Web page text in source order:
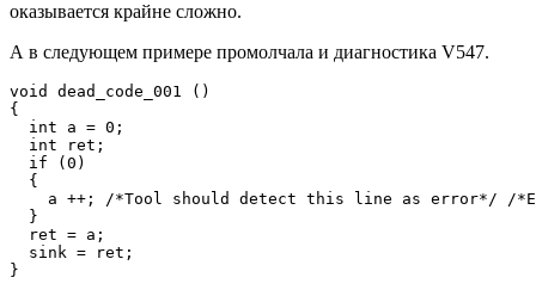
оказывается крайне сложно.
А в следующем примере промолчала и диагностика V547.
void dead_code_001 ()
{
  int a = 0;
  int ret;
  if (0)
  {
a ++; /*Tool should detect this line as error*/ /
  }
  ret = a;
  sink = ret;
}